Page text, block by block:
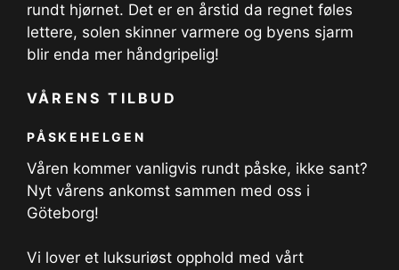
rundt hjørnet. Det er en årstid da regnet føles
lettere, solen skinner varmere og byens sjarm
blir enda mer håndgripelig!
VÅRENS TILBUD
PÅSKEHELGEN
Våren kommer vanligvis rundt påske, ikke sant?
Nyt vårens ankomst sammen med oss i
Göteborg!
Vi lover et luksuriøst opphold med vårt